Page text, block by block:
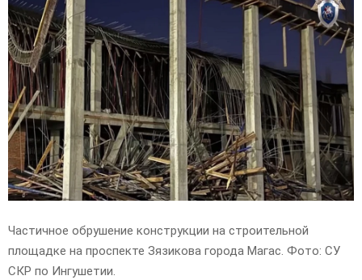
Частичное обрушение конструкции на строительной
площадке на проспекте Зязикова города Магас. Фото: СУ
СКР по Ингушетии.